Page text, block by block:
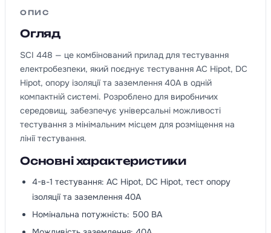
ОПИС
Огляд
SCI 448 — це комбінований прилад для тестування
електробезпеки, який поєднує тестування AC Hipot, DC
Hipot, опору ізоляції та заземлення 40A в одній
компактній системі. Розроблено для виробничих
середовищ, забезпечує універсальні можливості
тестування з мінімальним місцем для розміщення на
лінії тестування.
Основні характеристики
4-в-1 тестування: AC Hipot, DC Hipot, тест опору
ізоляції та заземлення 40A
Номінальна потужність: 500 ВА